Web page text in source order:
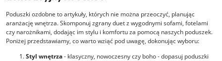
Poduszki ozdobne to artykuły, których nie można przeoczyć, planując
aranżację wnętrza. Skomponuj zgrany duet z wygodnymi sofami, fotelami
czy narożnikami, dodając im stylu i komfortu za pomocą naszych poduszek.
Poniżej przedstawiamy, co warto wziąć pod uwagę, dokonując wyboru:
Styl wnętrza- klasyczny, nowoczesny czy boho - dopasuj poduszki